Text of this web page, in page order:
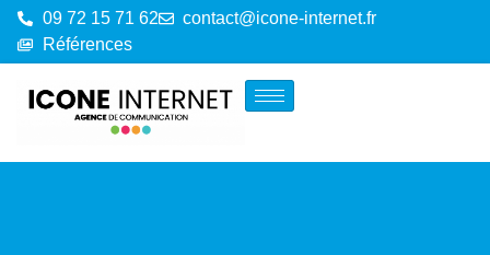
09 72 15 71 62
contact@icone-internet.fr
Références